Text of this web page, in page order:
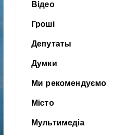
Відео
Гроші
Депутаты
Думки
Ми рекомендуємо
Місто
Мультимедіа